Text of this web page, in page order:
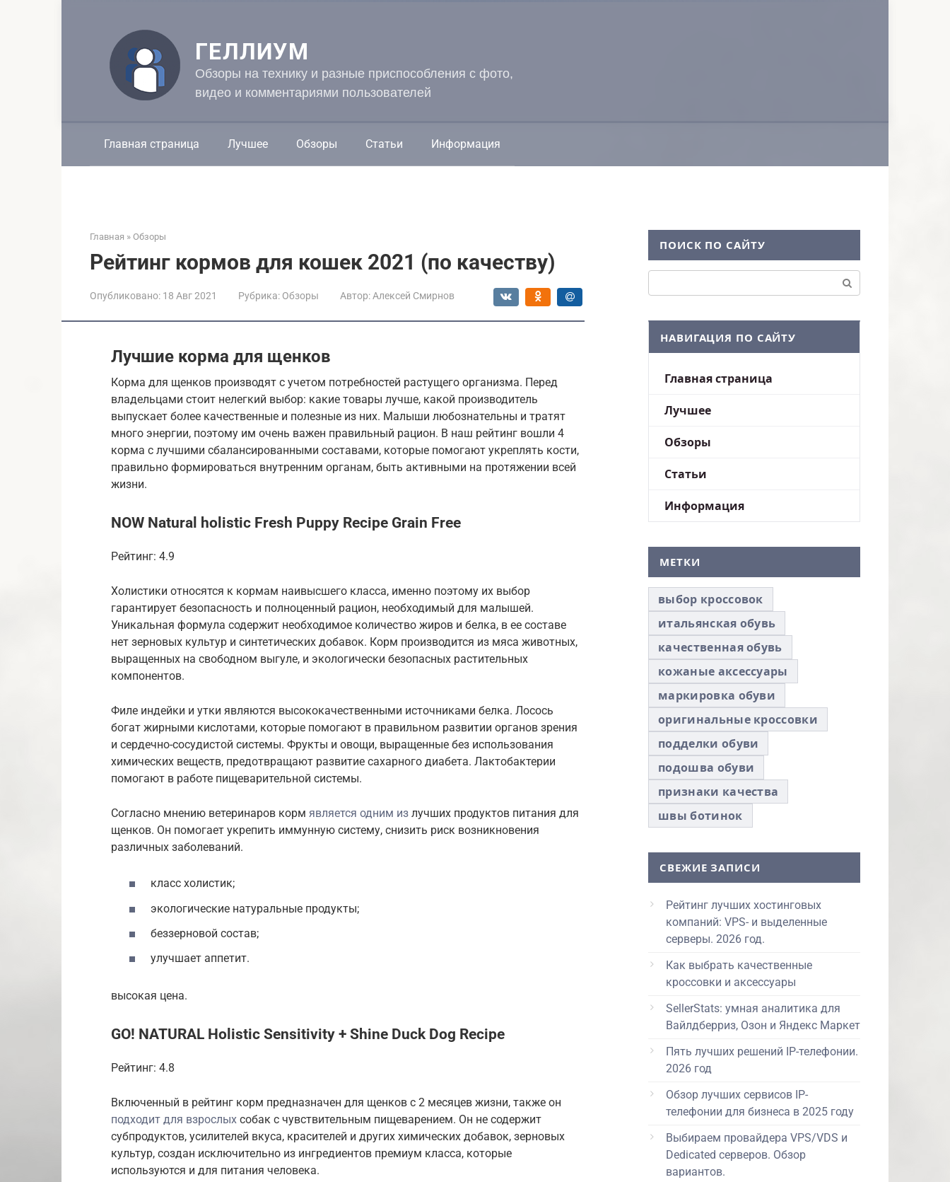
ГЕЛЛИУМ
Обзоры на технику и разные приспособления с фото,
видео и комментариями пользователей
Главная страница Лучшее Обзоры Статьи Информация
Главная » Обзоры
Рейтинг кормов для кошек 2021 (по качеству)
Опубликовано: 18 Авг 2021 Рубрика: Обзоры Автор: Алексей Смирнов
Лучшие корма для щенков
Корма для щенков производят с учетом потребностей растущего организма. Перед
владельцами стоит нелегкий выбор: какие товары лучше, какой производитель
выпускает более качественные и полезные из них. Малыши любознательны и тратят
много энергии, поэтому им очень важен правильный рацион. В наш рейтинг вошли 4
корма с лучшими сбалансированными составами, которые помогают укреплять кости,
правильно формироваться внутренним органам, быть активными на протяжении всей
жизни.
NOW Natural holistic Fresh Puppy Recipe Grain Free
Рейтинг: 4.9
Холистики относятся к кормам наивысшего класса, именно поэтому их выбор
гарантирует безопасность и полноценный рацион, необходимый для малышей.
Уникальная формула содержит необходимое количество жиров и белка, в ее составе
нет зерновых культур и синтетических добавок. Корм производится из мяса животных,
выращенных на свободном выгуле, и экологически безопасных растительных
компонентов.
Филе индейки и утки являются высококачественными источниками белка. Лосось
богат жирными кислотами, которые помогают в правильном развитии органов зрения
и сердечно-сосудистой системы. Фрукты и овощи, выращенные без использования
химических веществ, предотвращают развитие сахарного диабета. Лактобактерии
помогают в работе пищеварительной системы.
Согласно мнению ветеринаров корм является одним из лучших продуктов питания для
щенков. Он помогает укрепить иммунную систему, снизить риск возникновения
различных заболеваний.
класс холистик;
экологические натуральные продукты;
беззерновой состав;
улучшает аппетит.
высокая цена.
GO! NATURAL Holistic Sensitivity + Shine Duck Dog Recipe
Рейтинг: 4.8
Включенный в рейтинг корм предназначен для щенков с 2 месяцев жизни, также он
подходит для взрослых собак с чувствительным пищеварением. Он не содержит
субпродуктов, усилителей вкуса, красителей и других химических добавок, зерновых
культур, создан исключительно из ингредиентов премиум класса, которые
используются и для питания человека.
ПОИСК ПО САЙТУ
НАВИГАЦИЯ ПО САЙТУ
Главная страница
Лучшее
Обзоры
Статьи
Информация
МЕТКИ
выбор кроссовок
итальянская обувь
качественная обувь
кожаные аксессуары
маркировка обуви
оригинальные кроссовки
подделки обуви
подошва обуви
признаки качества
швы ботинок
СВЕЖИЕ ЗАПИСИ
Рейтинг лучших хостинговых
компаний: VPS- и выделенные
серверы. 2026 год.
Как выбрать качественные
кроссовки и аксессуары
SellerStats: умная аналитика для
Вайлдберриз, Озон и Яндекс Маркет
Пять лучших решений IP-телефонии.
2026 год
Обзор лучших сервисов IP-
телефонии для бизнеса в 2025 году
Выбираем провайдера VPS/VDS и
Dedicated серверов. Обзор
вариантов.